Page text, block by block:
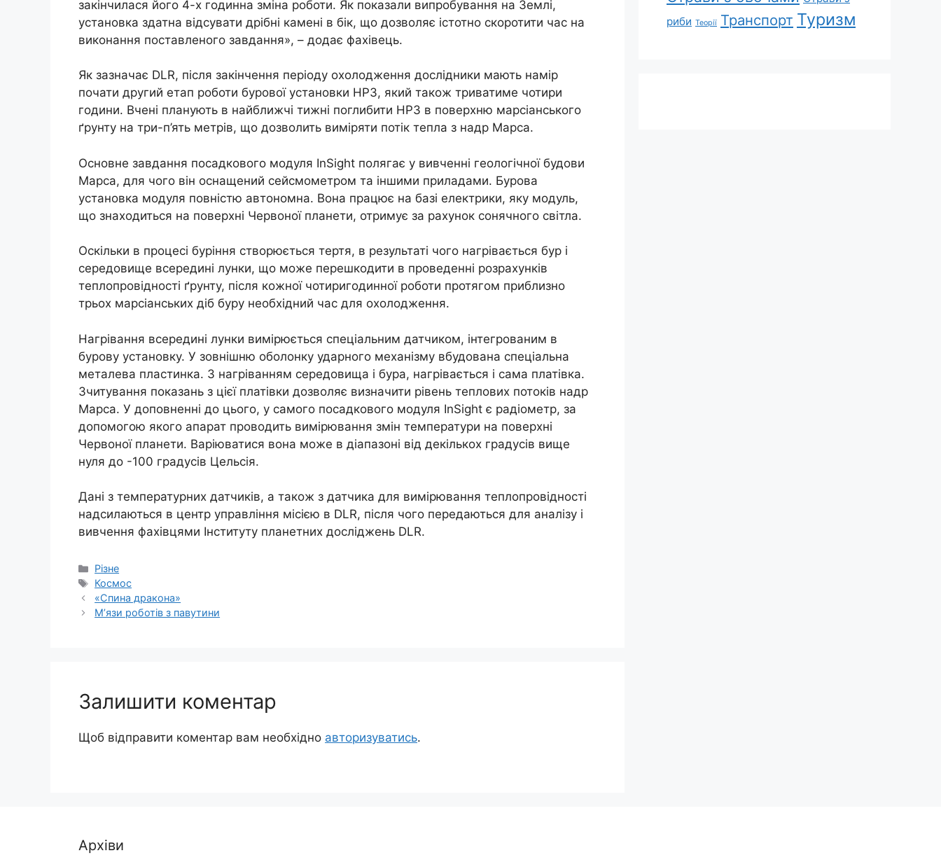
закінчилася його 4-х годинна зміна роботи. Як показали випробування на Землі,
установка здатна відсувати дрібні камені в бік, що дозволяє істотно скоротити час на
виконання поставленого завдання», – додає фахівець.
Як зазначає DLR, після закінчення періоду охолодження дослідники мають намір
почати другий етап роботи бурової установки HP3, який також триватиме чотири
години. Вчені планують в найближчі тижні поглибити HP3 в поверхню марсіанського
ґрунту на три-п’ять метрів, що дозволить виміряти потік тепла з надр Марса.
Основне завдання посадкового модуля InSight полягає у вивченні геологічної будови
Марса, для чого він оснащений сейсмометром та іншими приладами. Бурова
установка модуля повністю автономна. Вона працює на базі електрики, яку модуль,
що знаходиться на поверхні Червоної планети, отримує за рахунок сонячного світла.
Оскільки в процесі буріння створюється тертя, в результаті чого нагрівається бур і
середовище всередині лунки, що може перешкодити в проведенні розрахунків
теплопровідності ґрунту, після кожної чотиригодинної роботи протягом приблизно
трьох марсіанських діб буру необхідний час для охолодження.
Нагрівання всередині лунки вимірюється спеціальним датчиком, інтегрованим в
бурову установку. У зовнішню оболонку ударного механізму вбудована спеціальна
металева пластинка. З нагріванням середовища і бура, нагрівається і сама платівка.
Зчитування показань з цієї платівки дозволяє визначити рівень теплових потоків надр
Марса. У доповненні до цього, у самого посадкового модуля InSight є радіометр, за
допомогою якого апарат проводить вимірювання змін температури на поверхні
Червоної планети. Варіюватися вона може в діапазоні від декількох градусів вище
нуля до -100 градусів Цельсія.
Дані з температурних датчиків, а також з датчика для вимірювання теплопровідності
надсилаються в центр управління місією в DLR, після чого передаються для аналізу і
вивчення фахівцями Інституту планетних досліджень DLR.
Категорії
Різне
Позначки
Космос
«Спина дракона»
М’язи роботів з павутини
Залишити коментар
Щоб відправити коментар вам необхідно авторизуватись.
риби Теорії Транспорт Туризм
Архіви